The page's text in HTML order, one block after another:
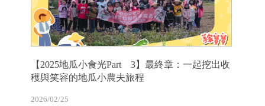
【2025地瓜小食光Part 3】最終章：一起挖出收
穫與笑容的地瓜小農夫旅程
2026/02/25